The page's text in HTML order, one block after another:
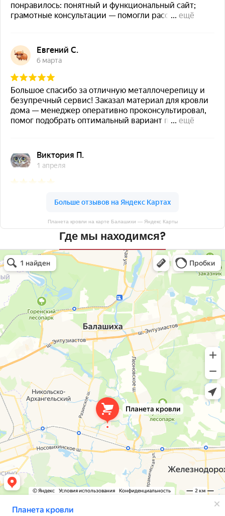
Планета кровли на карте Балашихи — Яндекс Карты
Где мы находимся?
Планета кровли
Кровля и кровельные материалы в Балашихе
Окна в Балашихе